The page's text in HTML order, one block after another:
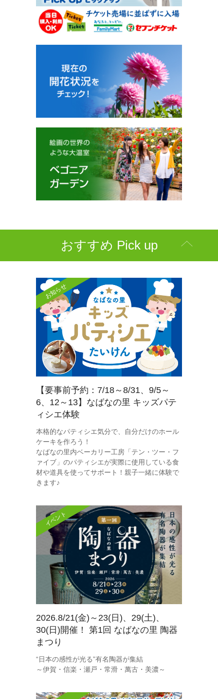
おすすめ Pick up
お知らせ
【要事前予約：7/18～8/31、9/5～
6、12～13】なばなの里 キッズパテ
ィシエ体験
本格的なパティシエ気分で、自分だけのホール
ケーキを作ろう！
なばなの里内ベーカリー工房「テン・ツー・フ
ァイブ」のパティシエが実際に使用している食
材や道具を使ってサポート！親子一緒に体験で
きます♪
イベント
2026.8/21(金)～23(日)、29(土)、
30(日)開催！ 第1回 なばなの里 陶器
まつり
“日本の感性が光る”有名陶器が集結
～伊賀・信楽・瀬戸・常滑・萬古・美濃～